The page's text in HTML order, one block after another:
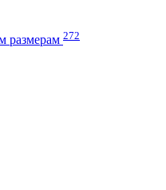
размерам 272